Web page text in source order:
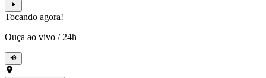
Tocando agora!
Ouça ao vivo / 24h